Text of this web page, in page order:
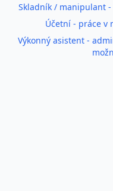
Skladník / manipulant
Účetní - práce v
Výkonný asistent -